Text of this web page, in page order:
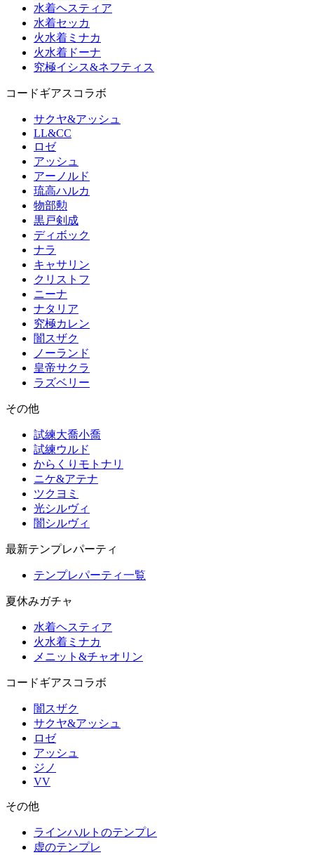
水着ヘスティア
水着セッカ
火水着ミナカ
火水着ドーナ
究極イシス&ネフティス
コードギアスコラボ
サクヤ&アッシュ
LL&CC
ロゼ
アッシュ
アーノルド
琉高ハルカ
物部勲
黒戸剣成
ディボック
ナラ
キャサリン
クリストフ
ニーナ
ナタリア
究極カレン
闇スザク
ノーランド
皇帝サクラ
ラズベリー
その他
試練大喬小喬
試練ウルド
からくりモトナリ
ニケ&アテナ
ツクヨミ
光シルヴィ
闇シルヴィ
最新テンプレパーティ
テンプレパーティ一覧
夏休みガチャ
水着ヘスティア
火水着ミナカ
メニット&チャオリン
コードギアスコラボ
闇スザク
サクヤ&アッシュ
ロゼ
アッシュ
ジノ
VV
その他
ラインハルトのテンプレ
虚のテンプレ